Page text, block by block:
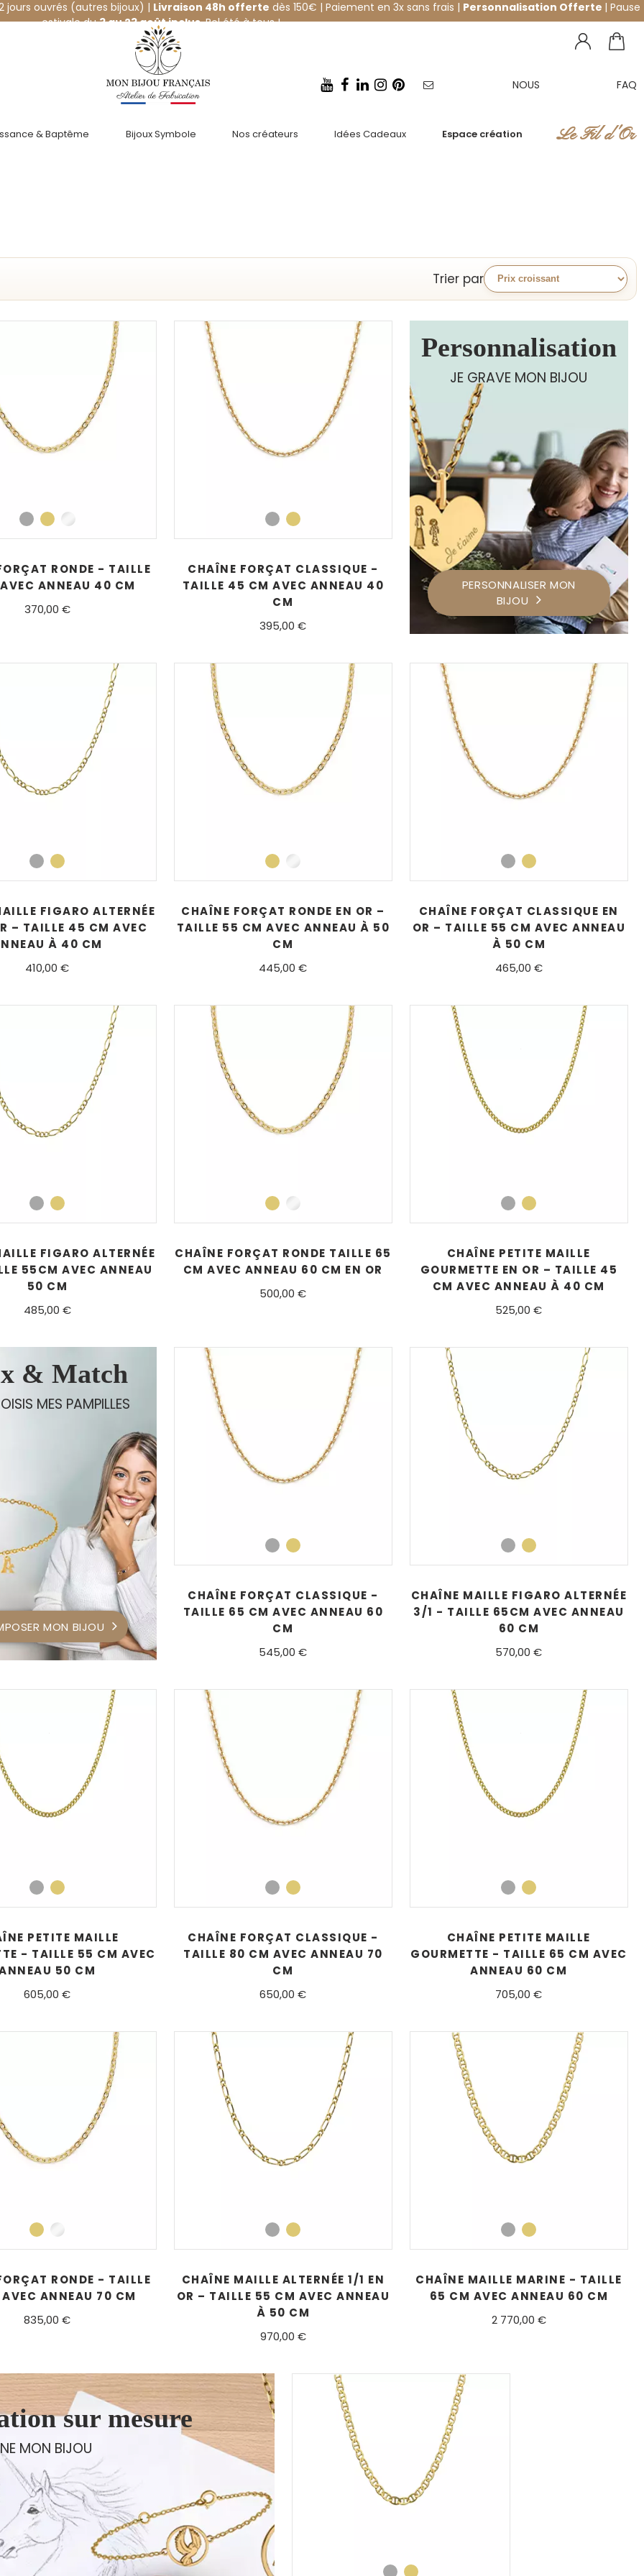
jours ouvrés (autres bijoux) | Livraison 48h offerte dès 150€ | Paiement en 3x sans frais | Personnalisation Offerte | Pause
estivale du3 au 23 août inclus. Bel été à tous !
NOUS
FAQ
& Baptême Bijoux Symbole Nos créateurs Idées Cadeaux Espace création Le Fil d'Or
Trier par
RONDE - TAILLE
ANNEAU 40 CM
370,00 €
CHAÎNE FORÇAT CLASSIQUE -
TAILLE 45 CM AVEC ANNEAU 40
CM
395,00 €
Personnalisation
JE GRAVE MON BIJOU
PERSONNALISER MON
BIJOU
FIGARO ALTERNÉE
– TAILLE 45 CM AVEC
À 40 CM
410,00 €
CHAÎNE FORÇAT RONDE EN OR –
TAILLE 55 CM AVEC ANNEAU À 50
CM
445,00 €
CHAÎNE FORÇAT CLASSIQUE EN
OR – TAILLE 55 CM AVEC ANNEAU
À 50 CM
465,00 €
FIGARO ALTERNÉE
55CM AVEC ANNEAU
50 CM
485,00 €
CHAÎNE FORÇAT RONDE TAILLE 65
CM AVEC ANNEAU 60 CM EN OR
500,00 €
CHAÎNE PETITE MAILLE
GOURMETTE EN OR – TAILLE 45
CM AVEC ANNEAU À 40 CM
525,00 €
& Match
MES PAMPILLES
MON BIJOU
CHAÎNE FORÇAT CLASSIQUE -
TAILLE 65 CM AVEC ANNEAU 60
CM
545,00 €
CHAÎNE MAILLE FIGARO ALTERNÉE
3/1 - TAILLE 65CM AVEC ANNEAU
60 CM
570,00 €
PETITE MAILLE
- TAILLE 55 CM AVEC
50 CM
605,00 €
CHAÎNE FORÇAT CLASSIQUE -
TAILLE 80 CM AVEC ANNEAU 70
CM
650,00 €
CHAÎNE PETITE MAILLE
GOURMETTE - TAILLE 65 CM AVEC
ANNEAU 60 CM
705,00 €
RONDE - TAILLE
ANNEAU 70 CM
835,00 €
CHAÎNE MAILLE ALTERNÉE 1/1 EN
OR – TAILLE 55 CM AVEC ANNEAU
À 50 CM
970,00 €
CHAÎNE MAILLE MARINE - TAILLE
65 CM AVEC ANNEAU 60 CM
2 770,00 €
sur mesure
MON BIJOU